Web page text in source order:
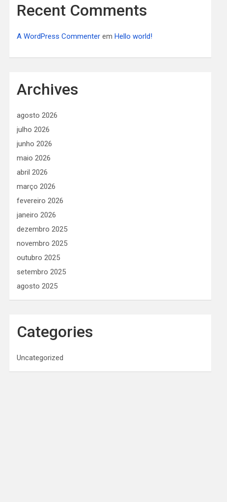
Recent Comments
A WordPress Commenter emHello world!
Archives
agosto 2026
julho 2026
junho 2026
maio 2026
abril 2026
março 2026
fevereiro 2026
janeiro 2026
dezembro 2025
novembro 2025
outubro 2025
setembro 2025
agosto 2025
Categories
Uncategorized